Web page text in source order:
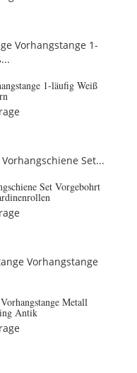
1-läufig Weiß
Set Vorgebohrt
Metall
Antik